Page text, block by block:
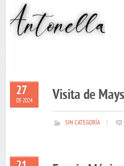
27
09 2024 Visita de
SIN CATEGORÍA